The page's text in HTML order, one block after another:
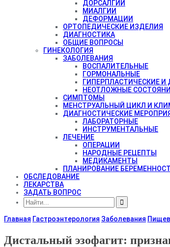
ДОРСАЛГИИ
МИАЛГИИ
ДЕФОРМАЦИИ
ОРТОПЕДИЧЕСКИЕ ИЗДЕЛИЯ
ДИАГНОСТИКА
ОБЩИЕ ВОПРОСЫ
ГИНЕКОЛОГИЯ
ЗАБОЛЕВАНИЯ
ВОСПАЛИТЕЛЬНЫЕ
ГОРМОНАЛЬНЫЕ
ГИПЕРПЛАСТИЧЕСКИЕ
НЕОТЛОЖНЫЕ
СИМПТОМЫ
МЕНСТРУАЛЬНЫЙ ЦИКЛ И
ДИАГНОСТИЧЕСКИЕ
ЛАБОРАТОРНЫЕ
ИНСТРУМЕНТАЛЬНЫЕ
ЛЕЧЕНИЕ
ОПЕРАЦИИ
НАРОДНЫЕ РЕЦЕПТЫ
МЕДИКАМЕНТЫ
ПЛАНИРОВАНИЕ
ОБСЛЕДОВАНИЕ
ЛЕКАРСТВА
ЗАДАТЬ ВОПРОС
Главная Гастроэнтерология Заболевания
Дистальный эзофагит: